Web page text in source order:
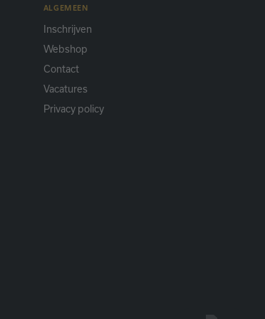
ALGEMEEN
Inschrijven
Webshop
Contact
Vacatures
Privacy policy